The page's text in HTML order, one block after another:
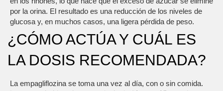
por la orina. El resultado es una reducción de los niveles de
glucosa y, en muchos casos, una ligera pérdida de peso.
¿CÓMO ACTÚA Y CUÁL ES
LA DOSIS RECOMENDADA?
La empagliflozina se toma una vez al día, con o sin comida.